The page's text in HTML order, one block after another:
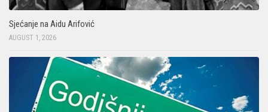
Sjećanje na Aidu Arifović
AUGUST 1, 2026